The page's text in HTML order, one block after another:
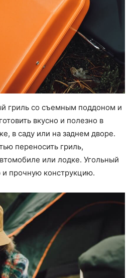
гриль со съемным поддоном и
вкусно и полезно в
в саду или на заднем дворе.
переносить гриль,
или лодке. Угольный
прочную конструкцию.